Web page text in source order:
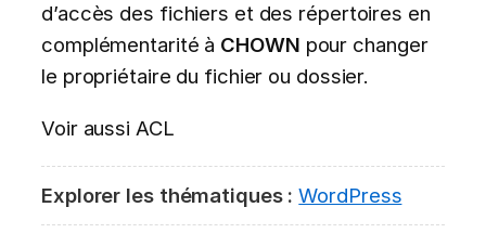
d’accès des fichiers et des répertoires en
complémentarité à CHOWN pour changer
le propriétaire du fichier ou dossier.
Voir aussi ACL
Explorer les thématiques :WordPress